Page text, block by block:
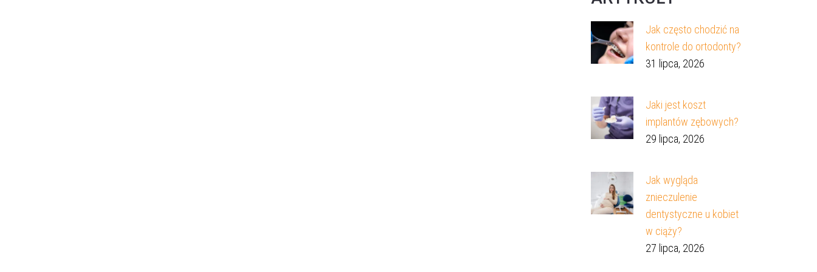
Jak często chodzić na
kontrole do ortodonty?
31 lipca, 2026
Jaki jest koszt
implantów zębowych?
29 lipca, 2026
Jak wygląda
znieczulenie
dentystyczne u kobiet
w ciąży?
27 lipca, 2026